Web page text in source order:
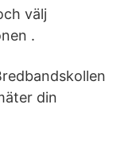
välj
.
din